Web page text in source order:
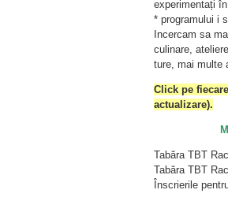
experimentați
* programului i
Incercam sa
culinare,
ture, mai multe
Click pe
actualizare).
Tabăra TBT
Tabăra TBT
Înscrierile